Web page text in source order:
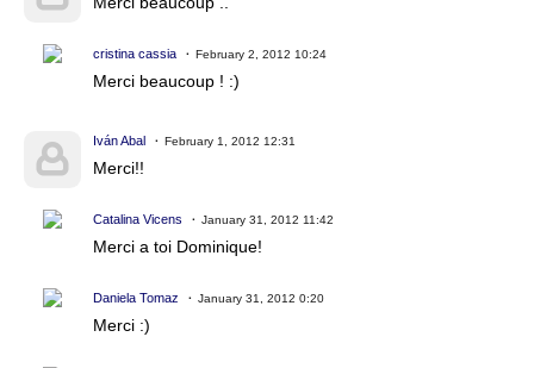
cristina cassia February 2, 2012 10:24
Merci beaucoup ! :)
Iván Abal February 1, 2012 12:31
Merci!!
Catalina Vicens January 31, 2012 11:42
Merci a toi Dominique!
Daniela Tomaz January 31, 2012 0:20
Merci :)